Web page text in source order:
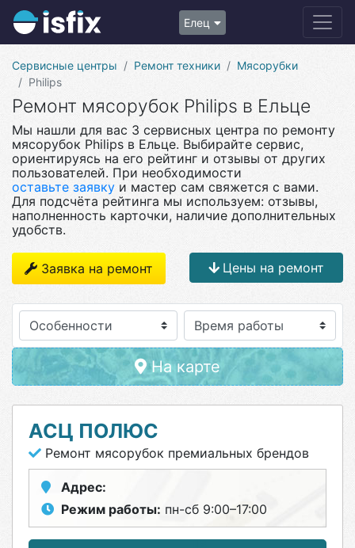
Елец
Сервисные центры Ремонт техники
Мясорубки
Philips
Ремонт мясорубок Philips в Ельце
Мы нашли для вас 3 сервисных центра по ремонту
мясорубок Philips в Ельце. Выбирайте сервис,
ориентируясь на его рейтинг и отзывы от других
пользователей. При необходимости
оставьте заявку и мастер сам свяжется с вами.
Для подсчёта рейтинга мы используем: отзывы,
наполненность карточки, наличие дополнительных
удобств.
Заявка на ремонт Цены на ремонт
Особенности
На карте
АСЦ ПОЛЮС
Ремонт мясорубок премиальных брендов
Адрес:
Режим работы: пн-сб 9:00–17:00